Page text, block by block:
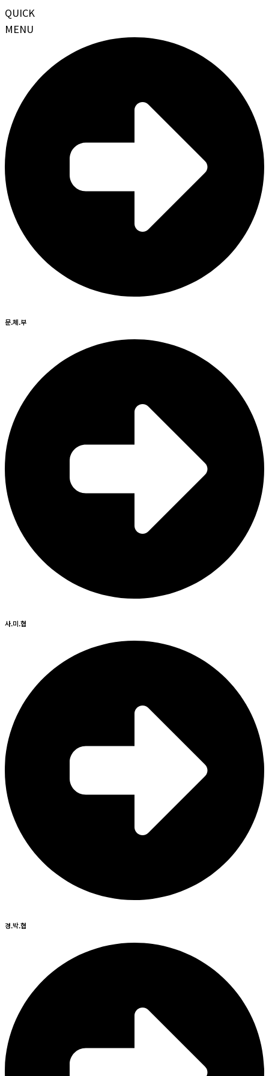
QUICK
MENU
문.체.부
사.미.협
경.박.협